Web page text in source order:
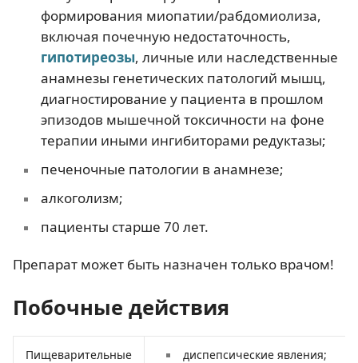
формирования миопатии/рабдомиолиза,
включая почечную недостаточность,
гипотиреозы, личные или наследственные
анамнезы генетических патологий мышц,
диагностирование у пациента в прошлом
эпизодов мышечной токсичности на фоне
терапии иными ингибиторами редуктазы;
печеночные патологии в анамнезе;
алкоголизм;
пациенты старше 70 лет.
Препарат может быть назначен только врачом!
Побочные действия
Пищеварительные
диспепсические явления;